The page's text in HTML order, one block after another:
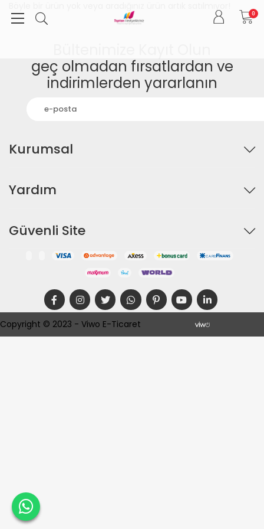
0
geç olmadan fırsatlardan ve
indirimlerden yararlanın
Kurumsal
Yardım
Güvenli Site
Copyright © 2023 - Viwo E-Ticaret